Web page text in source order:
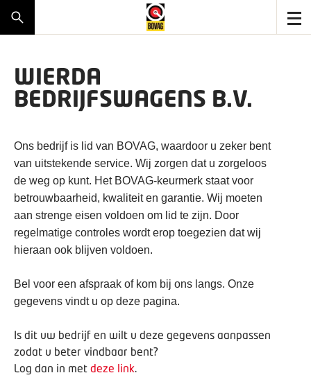
WIERDA
BEDRIJFSWAGENS B.V.
Ons bedrijf is lid van BOVAG, waardoor u zeker bent
van uitstekende service. Wij zorgen dat u zorgeloos
de weg op kunt. Het BOVAG-keurmerk staat voor
betrouwbaarheid, kwaliteit en garantie. Wij moeten
aan strenge eisen voldoen om lid te zijn. Door
regelmatige controles wordt erop toegezien dat wij
hieraan ook blijven voldoen.
Bel voor een afspraak of kom bij ons langs. Onze
gegevens vindt u op deze pagina.
Is dit uw bedrijf en wilt u deze gegevens aanpassen
zodat u beter vindbaar bent?
Log dan in met deze link.